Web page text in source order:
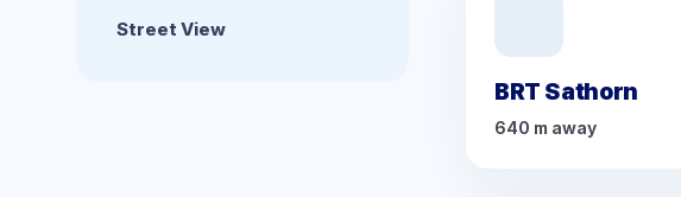
Street View
BRT Sathorn
640 m away